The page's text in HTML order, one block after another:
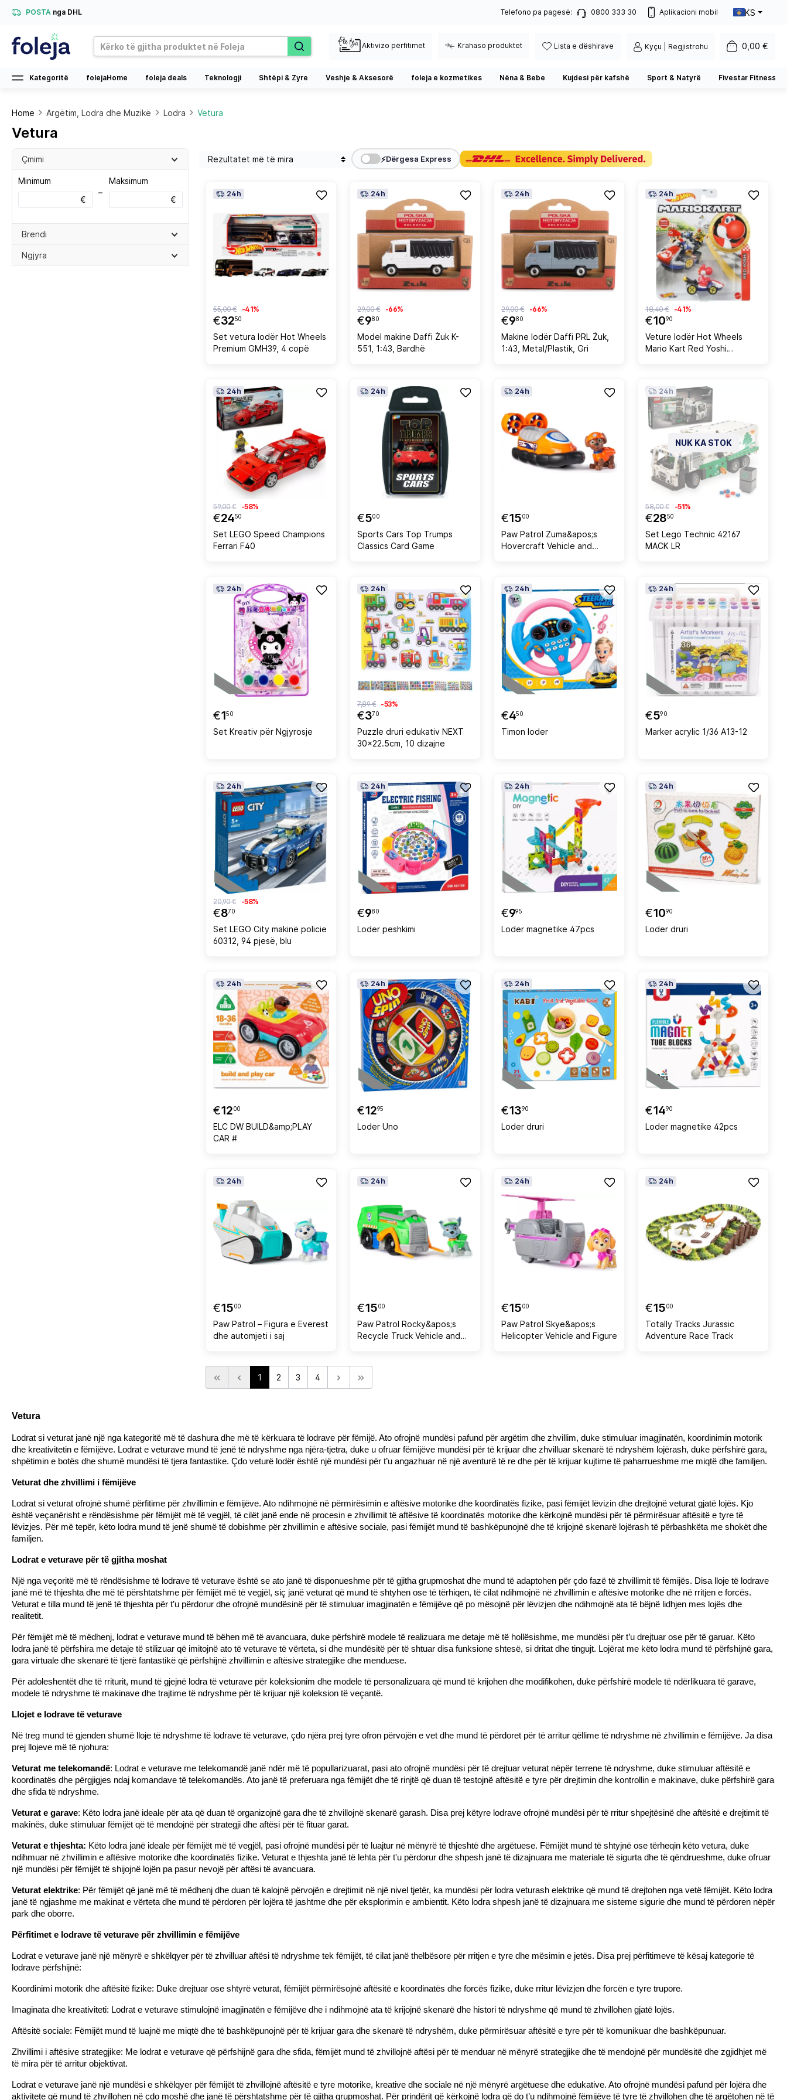
POSTA nga DHL Telefono pa pagesë: 0800 333 30 Aplikacioni mobil KS
Aktivizo përfitimet Krahaso produktet Lista e dëshirave Kyçu | Regjistrohu 0,00 €
Kategoritë folejaHome foleja deals Teknologji Shtëpi & Zyre Veshje & Aksesorë foleja e kozmetikes Nëna & Bebe Kujdesi për kafshë Sport & Natyrë Fivestar Fitness
Home Argëtim, Lodra dhe Muzikë Lodra Vetura
Vetura
Brendi
Ngjyra
Çmimi
Minimum
€
–
Maksimum
€
⚡Dërgesa Express
24h
€3250
55,00 € -41%
Set vetura lodër Hot Wheels
Premium GMH39, 4 copë
24h
€980
29,00 € -66%
Model makine Daffi Żuk K-
551, 1:43, Bardhë
24h
€980
29,00 € -66%
Makine lodër Daffi PRL Żuk,
1:43, Metal/Plastik, Gri
24h
€1090
18,40 € -41%
Veture lodër Hot Wheels
Mario Kart Red Yoshi
24h
€2450
59,00 € -58%
Set LEGO Speed Champions
Ferrari F40
24h
€500
Sports Cars Top Trumps
Classics Card Game
24h
€1500
Paw Patrol Zuma&apos;s
Hovercraft Vehicle and
24h
NUK KA STOK
€2850
58,00 € -51%
Set Lego Technic 42167
MACK LR
24h
€150
Set Kreativ për Ngjyrosje
24h
€370
7,89 € -53%
Puzzle druri edukativ NEXT
30x22.5cm, 10 dizajne
24h
€450
Timon loder
24h
€590
Marker acrylic 1/36 A13-12
24h
€870
20,90 € -58%
Set LEGO City makinë policie
60312, 94 pjesë, blu
24h
€980
Loder peshkimi
24h
€995
Loder magnetike 47pcs
24h
€1090
Loder druri
24h
€1200
ELC DW BUILD&amp;PLAY
CAR #
24h
€1295
Loder Uno
24h
€1390
Loder druri
24h
€1490
Loder magnetike 42pcs
24h
€1500
Paw Patrol – Figura e Everest
dhe automjeti i saj
24h
€1500
Paw Patrol Rocky&apos;s
Recycle Truck Vehicle and
24h
€1500
Paw Patrol Skye&apos;s
Helicopter Vehicle and Figure
24h
€1500
Totally Tracks Jurassic
Adventure Race Track
1 2 3 4
Vetura
Lodrat si veturat janë një nga kategoritë më të dashura dhe më të kërkuara të lodrave për fëmijë. Ato ofrojnë mundësi pafund për argëtim dhe zhvillim, duke stimuluar imagjinatën, koordinimin motorik
dhe kreativitetin e fëmijëve. Lodrat e veturave mund të jenë të ndryshme nga njëra-tjetra, duke u ofruar fëmijëve mundësi për të krijuar dhe zhvilluar skenarë të ndryshëm lojërash, duke përfshirë gara,
shpëtimin e botës dhe shumë mundësi të tjera fantastike. Çdo veturë lodër është një mundësi për t’u angazhuar në një aventurë të re dhe për të krijuar kujtime të paharrueshme me miqtë dhe familjen.
Veturat dhe zhvillimi i fëmijëve
Lodrat si veturat ofrojnë shumë përfitime për zhvillimin e fëmijëve. Ato ndihmojnë në përmirësimin e aftësive motorike dhe koordinatës fizike, pasi fëmijët lëvizin dhe drejtojnë veturat gjatë lojës. Kjo
është veçanërisht e rëndësishme për fëmijët më të vegjël, të cilët janë ende në procesin e zhvillimit të aftësive të koordinatës motorike dhe kërkojnë mundësi për të përmirësuar aftësitë e tyre të
lëvizjes. Për më tepër, këto lodra mund të jenë shumë të dobishme për zhvillimin e aftësive sociale, pasi fëmijët mund të bashkëpunojnë dhe të krijojnë skenarë lojërash të përbashkëta me shokët dhe
familjen.
Lodrat e veturave për të gjitha moshat
Një nga veçoritë më të rëndësishme të lodrave të veturave është se ato janë të disponueshme për të gjitha grupmoshat dhe mund të adaptohen për çdo fazë të zhvillimit të fëmijës. Disa lloje të lodrave
janë më të thjeshta dhe më të përshtatshme për fëmijët më të vegjël, siç janë veturat që mund të shtyhen ose të tërhiqen, të cilat ndihmojnë në zhvillimin e aftësive motorike dhe në rritjen e forcës.
Veturat e tilla mund të jenë të thjeshta për t’u përdorur dhe ofrojnë mundësinë për të stimuluar imagjinatën e fëmijëve që po mësojnë për lëvizjen dhe ndihmojnë ata të bëjnë lidhjen mes lojës dhe
realitetit.
Për fëmijët më të mëdhenj, lodrat e veturave mund të bëhen më të avancuara, duke përfshirë modele të realizuara me detaje më të hollësishme, me mundësi për t’u drejtuar ose për të garuar. Këto
lodra janë të përfshira me detaje të stilizuar që imitojnë ato të veturave të vërteta, si dhe mundësitë për të shtuar disa funksione shtesë, si dritat dhe tingujt. Lojërat me këto lodra mund të përfshijnë gara,
gara virtuale dhe skenarë të tjerë fantastikë që përfshijnë zhvillimin e aftësive strategjike dhe menduese.
Për adoleshentët dhe të rriturit, mund të gjejnë lodra të veturave për koleksionim dhe modele të personalizuara që mund të krijohen dhe modifikohen, duke përfshirë modele të ndërlikuara të garave,
modele të ndryshme të makinave dhe trajtime të ndryshme për të krijuar një koleksion të veçantë.
Llojet e lodrave të veturave
Në treg mund të gjenden shumë lloje të ndryshme të lodrave të veturave, çdo njëra prej tyre ofron përvojën e vet dhe mund të përdoret për të arritur qëllime të ndryshme në zhvillimin e fëmijëve. Ja disa
prej llojeve më të njohura:
Veturat me telekomandë: Lodrat e veturave me telekomandë janë ndër më të popullarizuarat, pasi ato ofrojnë mundësi për të drejtuar veturat nëpër terrene të ndryshme, duke stimuluar aftësitë e
koordinatës dhe përgjigjes ndaj komandave të telekomandës. Ato janë të preferuara nga fëmijët dhe të rinjtë që duan të testojnë aftësitë e tyre për drejtimin dhe kontrollin e makinave, duke përfshirë gara
dhe sfida të ndryshme.
Veturat e garave: Këto lodra janë ideale për ata që duan të organizojnë gara dhe të zhvillojnë skenarë garash. Disa prej këtyre lodrave ofrojnë mundësi për të rritur shpejtësinë dhe aftësitë e drejtimit të
makinës, duke stimuluar fëmijët që të mendojnë për strategji dhe aftësi për të fituar garat.
Veturat e thjeshta: Këto lodra janë ideale për fëmijët më të vegjël, pasi ofrojnë mundësi për të luajtur në mënyrë të thjeshtë dhe argëtuese. Fëmijët mund të shtyjnë ose tërheqin këto vetura, duke
ndihmuar në zhvillimin e aftësive motorike dhe koordinatës fizike. Veturat e thjeshta janë të lehta për t'u përdorur dhe shpesh janë të dizajnuara me materiale të sigurta dhe të qëndrueshme, duke ofruar
një mundësi për fëmijët të shijojnë lojën pa pasur nevojë për aftësi të avancuara.
Veturat elektrike: Për fëmijët që janë më të mëdhenj dhe duan të kalojnë përvojën e drejtimit në një nivel tjetër, ka mundësi për lodra veturash elektrike që mund të drejtohen nga vetë fëmijët. Këto lodra
janë të ngjashme me makinat e vërteta dhe mund të përdoren për lojëra të jashtme dhe për eksplorimin e ambientit. Këto lodra shpesh janë të dizajnuara me sisteme sigurie dhe mund të përdoren nëpër
park dhe oborre.
Përfitimet e lodrave të veturave për zhvillimin e fëmijëve
Lodrat e veturave janë një mënyrë e shkëlqyer për të zhvilluar aftësi të ndryshme tek fëmijët, të cilat janë thelbësore për rritjen e tyre dhe mësimin e jetës. Disa prej përfitimeve të kësaj kategorie të
lodrave përfshijnë:
Koordinimi motorik dhe aftësitë fizike: Duke drejtuar ose shtyrë veturat, fëmijët përmirësojnë aftësitë e koordinatës dhe forcës fizike, duke rritur lëvizjen dhe forcën e tyre trupore.
Imaginata dhe kreativiteti: Lodrat e veturave stimulojnë imagjinatën e fëmijëve dhe i ndihmojnë ata të krijojnë skenarë dhe histori të ndryshme që mund të zhvillohen gjatë lojës.
Aftësitë sociale: Fëmijët mund të luajnë me miqtë dhe të bashkëpunojnë për të krijuar gara dhe skenarë të ndryshëm, duke përmirësuar aftësitë e tyre për të komunikuar dhe bashkëpunuar.
Zhvillimi i aftësive strategjike: Me lodrat e veturave që përfshijnë gara dhe sfida, fëmijët mund të zhvillojnë aftësi për të menduar në mënyrë strategjike dhe të mendojnë për mundësitë dhe zgjidhjet më
të mira për të arritur objektivat.
Lodrat e veturave janë një mundësi e shkëlqyer për fëmijët të zhvillojnë aftësitë e tyre motorike, kreative dhe sociale në një mënyrë argëtuese dhe edukative. Ato ofrojnë mundësi pafund për lojëra dhe
aktivitete që mund të zhvillohen në çdo moshë dhe janë të përshtatshme për të gjitha grupmoshat. Për prindërit që kërkojnë lodra që do t’u ndihmojnë fëmijëve të tyre të zhvillohen dhe të argëtohen në të